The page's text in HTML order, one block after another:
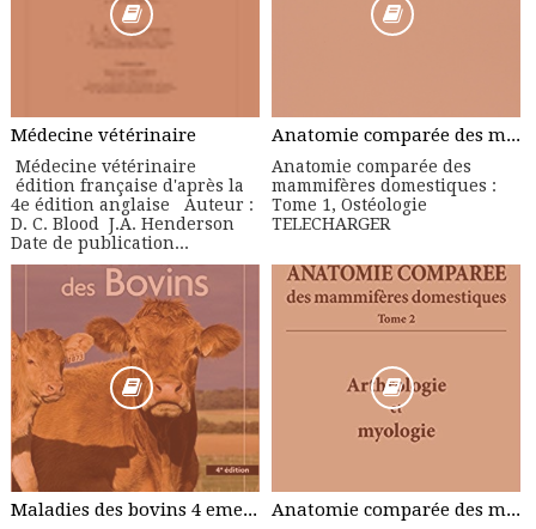
Médecine vétérinaire
Médecine vétérinaire
édition française d'après la
4e édition anglaise Auteur :
D. C. Blood J.A. Henderson
Date de publication...
Anatomie comparée des mammifères domestiques : Tome 1, Ostéologie
Anatomie comparée des
mammifères domestiques :
Tome 1, Ostéologie
TELECHARGER
Maladies des bovins 4 eme édition - Manuel Pratique Anatomie comparée des mammifères domestiques ; Tome 2 Arthrologie + Myologie